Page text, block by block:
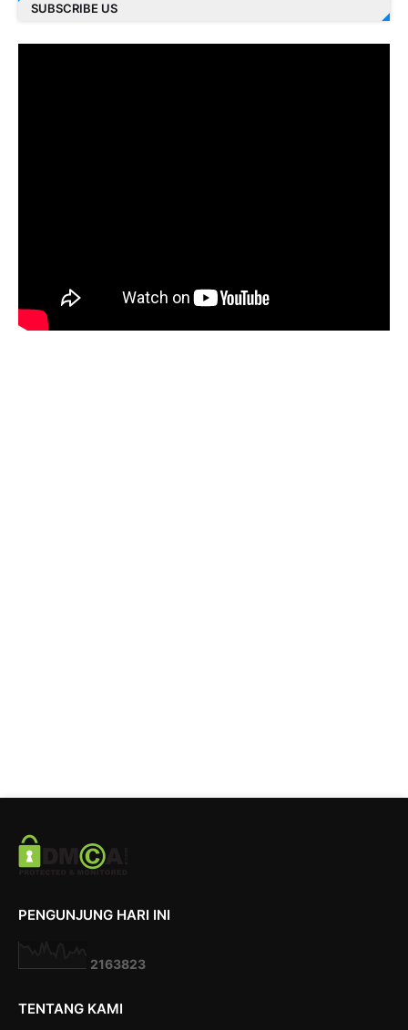
SUBSCRIBE US
PENGUNJUNG HARI INI
2163823
TENTANG KAMI